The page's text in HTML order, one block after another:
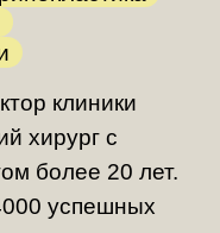
клиники
хирург с
более 20 лет.
успешных